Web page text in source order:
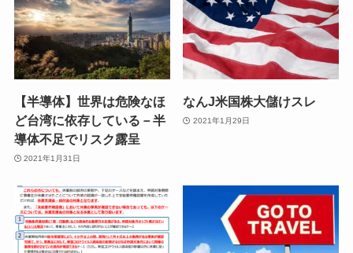
【半導体】世界は危険なほ
ど台湾に依存している－半
導体不足でリスク露呈
2021年1月31日
なんJ米国株大儲けスレ
2021年1月29日